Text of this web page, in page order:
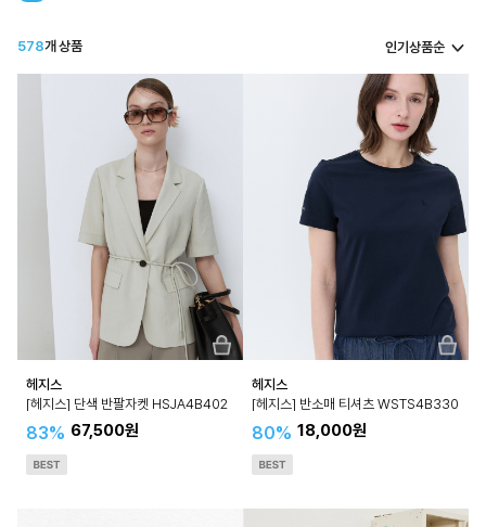
578개 상품 인기상품순
헤지스
[헤지스] 단색 반팔자켓 HSJA4B402
83% 67,500원
헤지스
[헤지스] 반소매 티셔츠 WSTS4B330
80% 18,000원